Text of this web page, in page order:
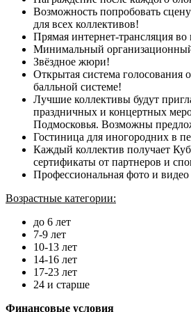
Возможность попробовать
для всех коллективов!
Прямая интернет-трансляция во
Минимальный
Звёздное жюри!
Открытая система голосования
балльной системе!
Лучшие коллективы будут
праздничных и концертных
Подмосковья. Возможны
Гостиница для иногородних в
Каждый коллектив получает
сертификаты от партнеров и
Профессиональная фото и видео
Возрастные категории:
до 6 лет
7-9 лет
10-13 лет
14-16 лет
17-23 лет
24 и старше
Финансовые условия